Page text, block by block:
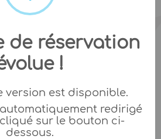
de réservation
!
version est disponible.
redirigé
sur le bouton ci-
dessous.